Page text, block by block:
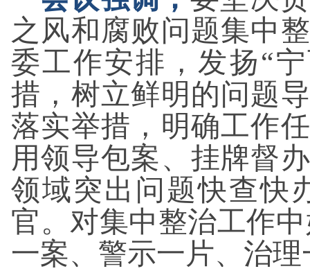
之风和腐败问题集中
委工作安排，发扬“
措，树立鲜明的问题
落实举措，明确工作
用领导包案、挂牌督
领域突出问题快查快
官。对集中整治工作
一案、警示一片、治